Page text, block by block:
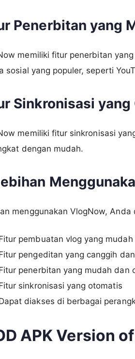
Penerbitan yang
memiliki fitur penerbitan
sosial yang populer, seperti
Sinkronisasi
memiliki fitur sinkronisasi
dengan mudah.
menggunakan VlogNow,
pembuatan vlog yang
pengeditan yang canggih
penerbitan yang mudah dan
sinkronisasi yang otomatis
diakses di berbagai
APK Version